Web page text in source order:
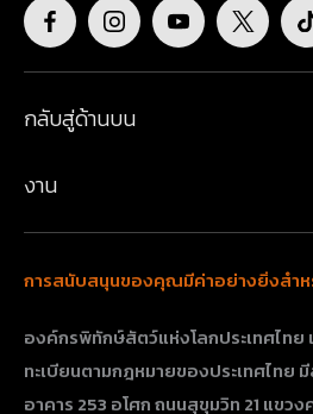
กลับสู่ด้านบน
งาน
การสนับสนุนของคุณมีค่าอย่างยิ่งสำห
องค์กรพิทักษ์สัตว์แห่งโลกประเทศไท
ทะเบียนตามกฎหมายของประเทศไทย
อาคาร 253 อโศก ถนนสุขุมวิท 21 แขว